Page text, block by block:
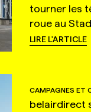
tourner les
roue au
LIRE L'ARTICLE
CAMPAGNES ET
belairdirect